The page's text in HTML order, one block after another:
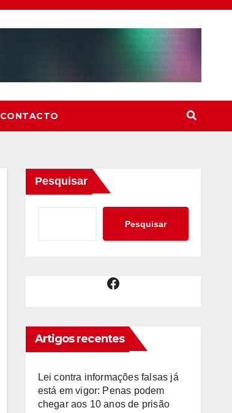
CONTACTO
Pesquisar
Pesquisar
Facebook
Artigos recentes
Lei contra informações falsas já
está em vigor: Penas podem
chegar aos 10 anos de prisão